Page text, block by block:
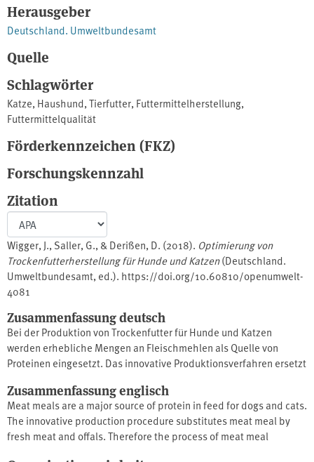
Herausgeber
Deutschland. Umweltbundesamt
Quelle
Schlagwörter
Katze,Haushund,Tierfutter,Futtermittelherstellung,
Futtermittelqualität
Förderkennzeichen (FKZ)
Forschungskennzahl
Zitation
Wigger, J., Saller, G., & Derißen, D. (2018). Optimierung von
Trockenfutterherstellung für Hunde und Katzen(Deutschland.
Umweltbundesamt, ed.). https://doi.org/10.60810/openumwelt-
4081
Zusammenfassung deutsch
Bei der Produktion von Trockenfutter für Hunde und Katzen
werden erhebliche Mengen an Fleischmehlen als Quelle von
Proteinen eingesetzt. Das innovative Produktionsverfahren ersetzt
der Prozess der Fleischmehlproduktion und der damit
verbundene Energieaufwand weitgehend. Durch das innovative
Verfahren lies sich der Energiebedarf prozessübergreifend um
29,59 % senken. Zudem reduziert sich der Frischwassereinsatz
Zusammenfassung englisch
Meat meals are a major source of protein in feed for dogs and cats.
The innovative production procedure substitutes meat meal by
fresh meat and offals. Therefore the process of meat meal